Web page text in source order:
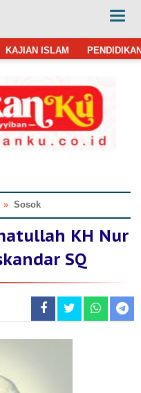
KAJIAN ISLAM
» Sosok
KH Nur
SQ